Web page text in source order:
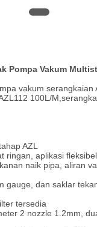
Pompa Vakum
vakum serangkaian
100L/
AZL
ringan, aplikasi fleksibel
naik pipa, aliran
gauge, dan saklar
tersedia
2 nozzle 1.2mm,